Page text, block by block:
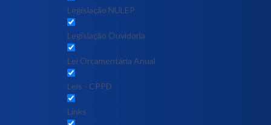
Legislação NULEP
Legislação Ouvidoria
Lei Orçamentária Anual
Leis - CPPD
Links